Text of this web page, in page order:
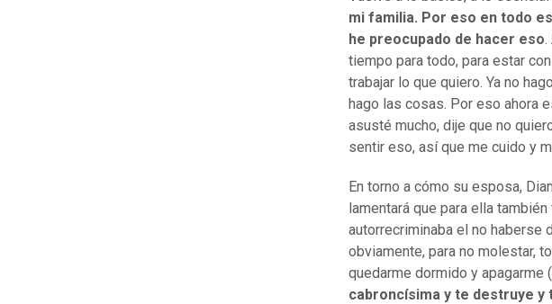
mi familia. Por eso en todo
he preocupado de hacer eso.
tiempo para todo, para estar
trabajar lo que quiero. Ya no
hago las cosas. Por eso ahora
asusté mucho, dije que no
sentir eso, así que me cuido y
En torno a cómo su esposa,
lamentará que para ella
autorrecriminaba el no haberse
obviamente, para no molestar,
quedarme dormido y apagarme
cabroncísima y te destruye y